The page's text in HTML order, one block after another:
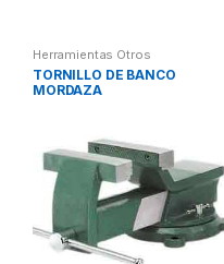
Herramientas Otros
TORNILLO DE BANCO
MORDAZA